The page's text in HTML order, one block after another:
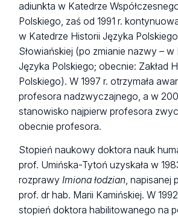
adiunkta w Katedrze
Polskiego, zaś od 1991 r.
w Katedrze Historii Języka
Słowiańskiej (po zmianie nazwy –
Języka Polskiego; obecnie: Zakład
Polskiego). W 1997 r. otrzymała
profesora nadzwyczajnego, a w
stanowisko najpierw profesora
obecnie profesora.
Stopień naukowy doktora nauk
prof. Umińska-Tytoń uzyskała w
rozprawyImiona łodzian, napisanej
prof. dr hab. Marii Kamińskiej. W
stopień doktora habilitowanego na